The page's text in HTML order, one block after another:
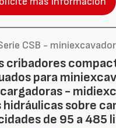
CSB -
cribadores
para
-
hidráulicas sobre
de 95 a 485